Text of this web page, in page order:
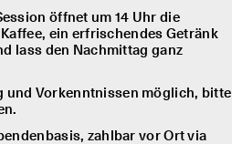
öffnet um 14 Uhr die
ein erfrischendes Getränk
lass den Nachmittag ganz
und Vorkenntnissen möglich, bitte
zahlbar vor Ort via